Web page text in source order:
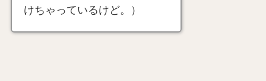
けちゃっているけど。）